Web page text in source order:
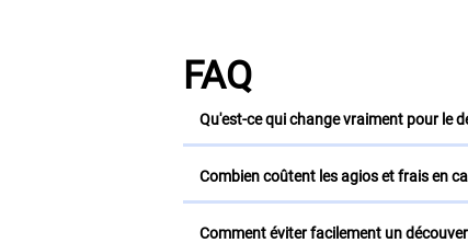
FAQ
Qu'est-ce qui change vraiment pour le
Combien coûtent les agios et frais en
Comment éviter facilement un